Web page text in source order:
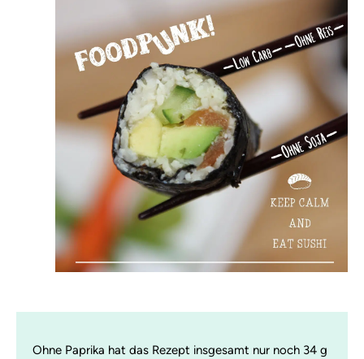
Ohne Paprika hat das Rezept insgesamt nur noch 34 g